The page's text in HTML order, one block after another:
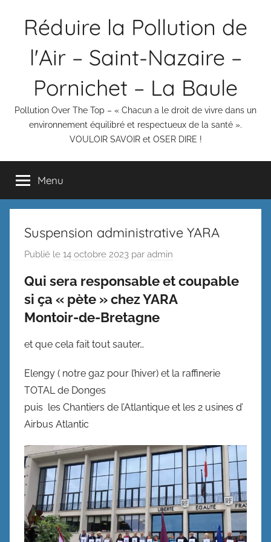
Réduire la Pollution de
l'Air – Saint-Nazaire –
Pornichet – La Baule
Pollution Over The Top – « Chacun a le droit de vivre dans un
environnement équilibré et respectueux de la santé ».
VOULOIR SAVOIR et OSER DIRE !
Menu
Suspension administrative YARA
Publié le 14 octobre 2023 par admin
Qui sera responsable et coupable
si ça « pète » chez YARA
Montoir-de-Bretagne
et que cela fait tout sauter…
Elengy ( notre gaz pour l’hiver) et la raffinerie
TOTAL de Donges
puis les Chantiers de l’Atlantique et les 2 usines d’
Airbus Atlantic